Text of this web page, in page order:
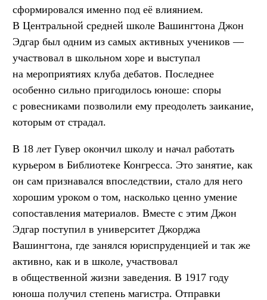
сформировался именно под её влиянием.
В Центральной средней школе Вашингтона Джон
Эдгар был одним из самых активных учеников —
участвовал в школьном хоре и выступал
на мероприятиях клуба дебатов. Последнее
особенно сильно пригодилось юноше: споры
с ровесниками позволили ему преодолеть заикание,
которым от страдал.
В 18 лет Гувер окончил школу и начал работать
курьером в Библиотеке Конгресса. Это занятие, как
он сам признавался впоследствии, стало для него
хорошим уроком о том, насколько ценно умение
сопоставления материалов. Вместе с этим Джон
Эдгар поступил в университет Джорджа
Вашингтона, где занялся юриспруденцией и так же
активно, как и в школе, участвовал
в общественной жизни заведения. В 1917 году
юноша получил степень магистра. Отправки